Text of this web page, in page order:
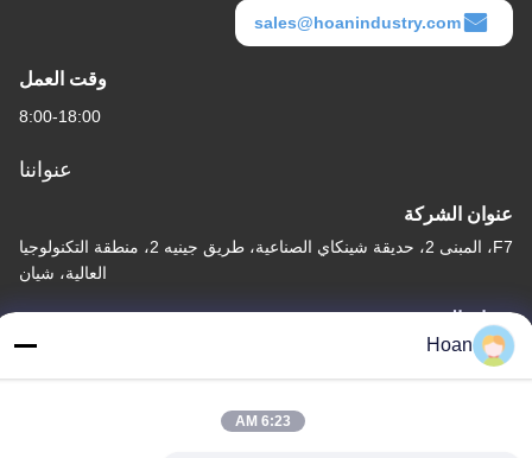
sales@hoanindustry.com
وقت العمل
8:00-18:00
عنواننا
عنوان الشركة
F7، المبنى 2، حديقة شينكاي الصناعية، طريق جينيه 2، منطقة التكنولوجيا
العالية، شيان
عنوان المصنع
F7، المبنى 2، حديقة شينكاي الصناعية، طريق جينيه 2، منطقة التكنولوجيا
العالية، شيان
Hoan
6:23 AM